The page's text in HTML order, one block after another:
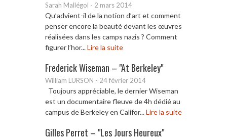
Sarah Mallégol - 2 mars 2014
Qu’advient-il de la notion d’art et comment
penser encore la beauté devant les œuvres
réalisées dans les camps nazis ? Comment
figurer l’hor...Lire la suite
Frederick Wiseman – "At Berkeley"
William LURSON - 24 février 2014
Toujours appréciable, le dernier Wiseman
est un documentaire fleuve de 4h dédié au
campus de Berkeley en Califor...Lire la suite
Gilles Perret – "Les Jours Heureux"